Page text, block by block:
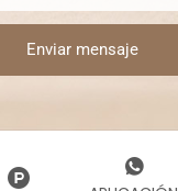
Enviar mensaje